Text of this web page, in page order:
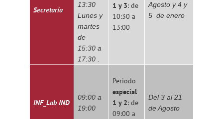
Secretaría
13:30
Lunes y
martes
de
15:30 a
17:30 .
1 y 3: de
10:30 a
13:00
Agosto y 4 y
5 de enero
INF_Lab IND
09:00 a
19:00
Periodo
especial
1 y 2: de
09:00 a
Del 3 al 21
de Agosto